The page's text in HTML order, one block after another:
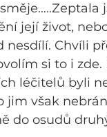
její život,
nesdílí. Chvíli
si to i
léčitelů byli
jim však
do osudů